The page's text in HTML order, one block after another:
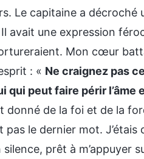
Le capitaine a décroché
avait une expression
Mon cœur
: « Ne craignez pas
qui peut faire périr l’âme
donné de la foi et de la
pas le dernier mot.
silence, prêt à m’appuyer